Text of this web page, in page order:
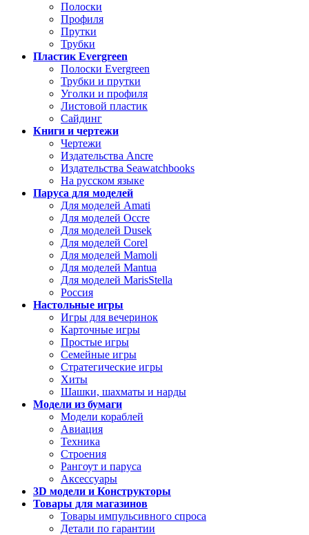
Полоски
Профиля
Прутки
Трубки
Пластик Evergreen
Полоски Evergreen
Трубки и прутки
Уголки и профиля
Листовой пластик
Сайдинг
Книги и чертежи
Чертежи
Издательства Ancre
Издательства Seawatchbooks
На русском языке
Паруса для моделей
Для моделей Amati
Для моделей Occre
Для моделей Dusek
Для моделей Corel
Для моделей Mamoli
Для моделей Mantua
Для моделей MarisStella
Россия
Настольные игры
Игры для вечеринок
Карточные игры
Простые игры
Семейные игры
Стратегические игры
Хиты
Шашки, шахматы и нарды
Модели из бумаги
Модели кораблей
Авиация
Техника
Строения
Рангоут и паруса
Аксессуары
3D модели и Конструкторы
Товары для магазинов
Товары импульсивного спроса
Детали по гарантии